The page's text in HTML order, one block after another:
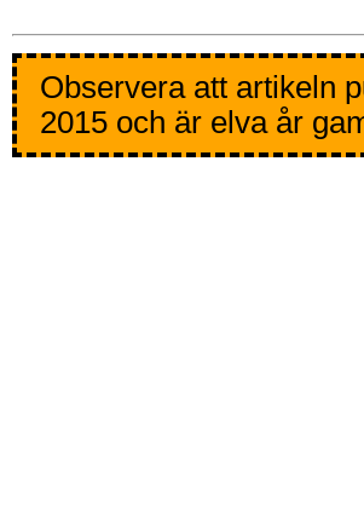
Observera att artikeln
2015 och är elva år